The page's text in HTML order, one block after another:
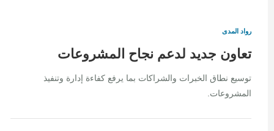
رواد المدى
تعاون جديد لدعم نجاح المشروعات
توسيع نطاق الخبرات والشراكات بما يرفع كفاءة إدارة وتنفيذ
المشروعات.